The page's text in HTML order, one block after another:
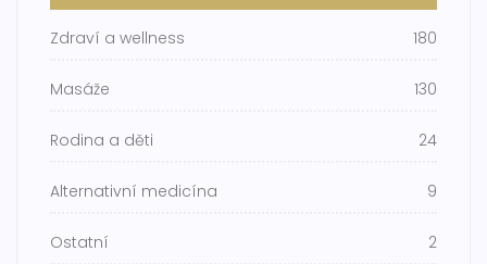
Zdraví a wellness 180
Masáže 130
Rodina a děti 24
Alternativní medicína 9
Ostatní 2